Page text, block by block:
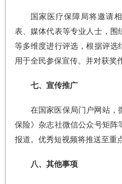
国家医疗保障局将邀请
表、媒体代表等专业人士，围
等多维度进行评选，根据评选
用于全民参保宣传。并对获奖
七、宣传推广
在国家医保局门户网站，
保险》杂志社微信公众号矩阵
报道。优秀短视频将推送至重
八、其他事项